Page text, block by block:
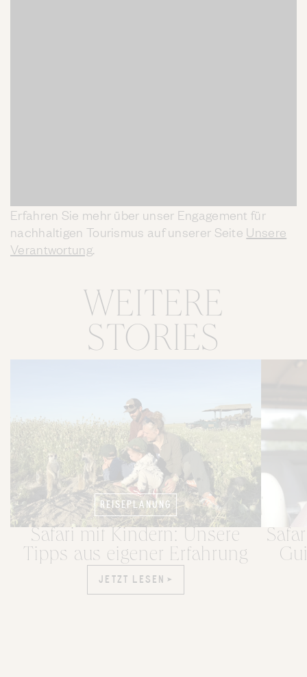
Mute
Erfahren Sie mehr über unser Engagement für
nachhaltigen Tourismus auf unserer Seite Unsere
Verantwortung.
WEITERE
STORIES
REISEPLANUNG
Safari mit Kindern: Unsere
Tipps aus eigener Erfahrung
JETZT LESEN
JETZT LESEN